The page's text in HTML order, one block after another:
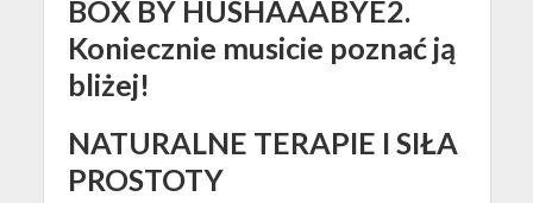
BOX BY HUSHAAABYE2.
Koniecznie musicie poznać ją
bliżej!
NATURALNE TERAPIE I SIŁA
PROSTOTY